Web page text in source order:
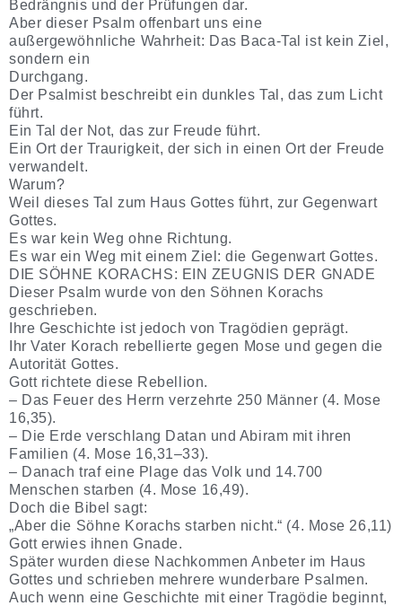
Bedrängnis und der Prüfungen dar.
Aber dieser Psalm offenbart uns eine
außergewöhnliche Wahrheit: Das Baca-Tal ist kein Ziel,
sondern ein
Durchgang.
Der Psalmist beschreibt ein dunkles Tal, das zum Licht
führt.
Ein Tal der Not, das zur Freude führt.
Ein Ort der Traurigkeit, der sich in einen Ort der Freude
verwandelt.
Warum?
Weil dieses Tal zum Haus Gottes führt, zur Gegenwart
Gottes.
Es war kein Weg ohne Richtung.
Es war ein Weg mit einem Ziel: die Gegenwart Gottes.
DIE SÖHNE KORACHS: EIN ZEUGNIS DER GNADE
Dieser Psalm wurde von den Söhnen Korachs
geschrieben.
Ihre Geschichte ist jedoch von Tragödien geprägt.
Ihr Vater Korach rebellierte gegen Mose und gegen die
Autorität Gottes.
Gott richtete diese Rebellion.
– Das Feuer des Herrn verzehrte 250 Männer (4. Mose
16,35).
– Die Erde verschlang Datan und Abiram mit ihren
Familien (4. Mose 16,31–33).
– Danach traf eine Plage das Volk und 14.700
Menschen starben (4. Mose 16,49).
Doch die Bibel sagt:
„Aber die Söhne Korachs starben nicht.“ (4. Mose 26,11)
Gott erwies ihnen Gnade.
Später wurden diese Nachkommen Anbeter im Haus
Gottes und schrieben mehrere wunderbare Psalmen.
Auch wenn eine Geschichte mit einer Tragödie beginnt,